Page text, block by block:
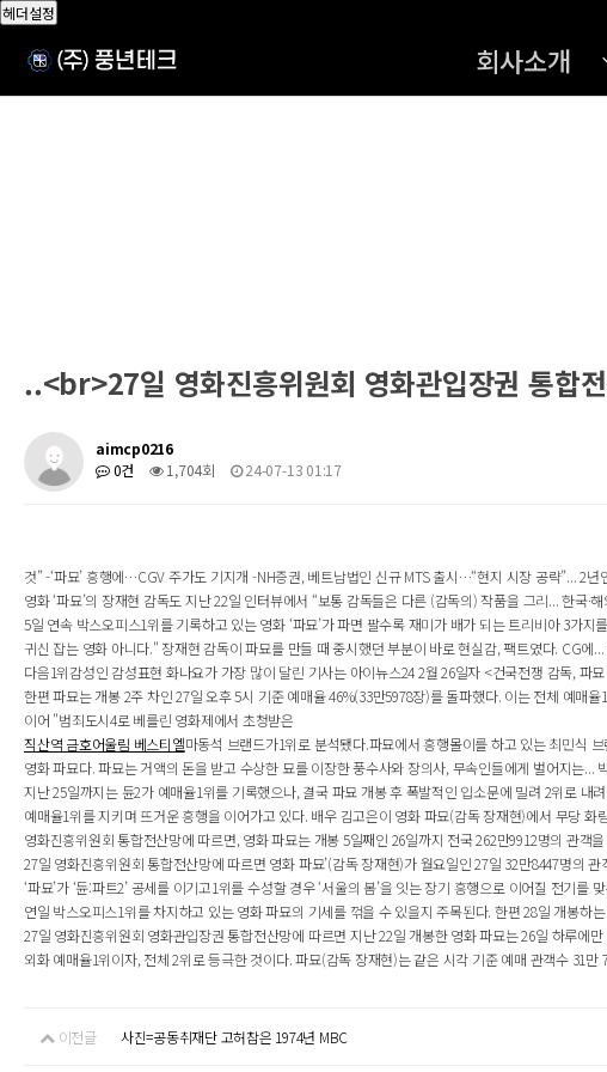
회사소개
헤더설정
..<br>27일 영화진흥위원회 영화관입장권 통합
aimcp0216
0건
1,704회 24-07-13 01:17
것” -‘파묘’ 흥행에…CGV 주가도 기지개 -NH증권, 베트남법인 신규 MTS 출시…“현지 시장 공략”...
영화 ‘파묘’의 장재현 감독도 지난 22일 인터뷰에서 “보통 감독들은 다른 (감독의) 작품을 그리... 한국
5일 연속 박스오피스1위를 기록하고 있는 영화 ‘파묘’가 파면 팔수록 재미가 배가 되는 트리비아 3가
귀신 잡는 영화 아니다." 장재현 감독이 파묘를 만들 때 중시했던 부분이 바로 현실감, 팩트였다. CG
다음1위감성인 감성표현 화나요가 가장 많이 달린 기사는 아이뉴스24 2월 26일자 <건국전쟁 감독,
한편 파묘는 개봉 2주 차인 27일 오후 5시 기준 예매율 46%(33만5978장)를 돌파했다. 이는 전체 예매
이어 "범죄도시4로 베를린 영화제에서 초청받은
직산역 금호어울림 베스티엘마동석 브랜드가1위로 분석됐다.파묘에서 흥행몰이를 하고 있는 최민식
영화 파묘다. 파묘는 거액의 돈을 받고 수상한 묘를 이장한 풍수사와 장의사, 무속인들에게 벌어지는
지난 25일까지는 듄2가 예매율1위를 기록했으나, 결국 파묘 개봉 후 폭발적인 입소문에 밀려 2위로
예매율1위를 지키며 뜨거운 흥행을 이어가고 있다. 배우 김고은이 영화 파묘(감독 장재현)에서 무당
영화진흥위원회 통합전산망에 따르면, 영화 파묘는 개봉 5일째인 26일까지 전국 262만9912명의 관
27일 영화진흥위원회 통합전산망에 따르면 영화 파묘’(감독 장재현)가 월요일인 27일 32만8447명의
‘파묘’가 ‘듄:파트2’ 공세를 이기고1위를 수성할 경우 ‘서울의 봄’을 잇는 장기 흥행으로 이어질 전기
연일 박스오피스1위를 차지하고 있는 영화 파묘의 기세를 꺾을 수 있을지 주목된다. 한편 28일 개봉
27일 영화진흥위원회 영화관입장권 통합전산망에 따르면 지난 22일 개봉한 영화 파묘는 26일 하루에
외화 예매율1위이자, 전체 2위로 등극한 것이다. 파묘(감독 장재현)는 같은 시각 기준 예매 관객수 31만
이전글 사진=공동취재단 고허참은 1974년 MBC